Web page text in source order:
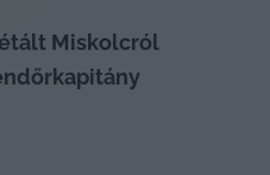
Miskolcról